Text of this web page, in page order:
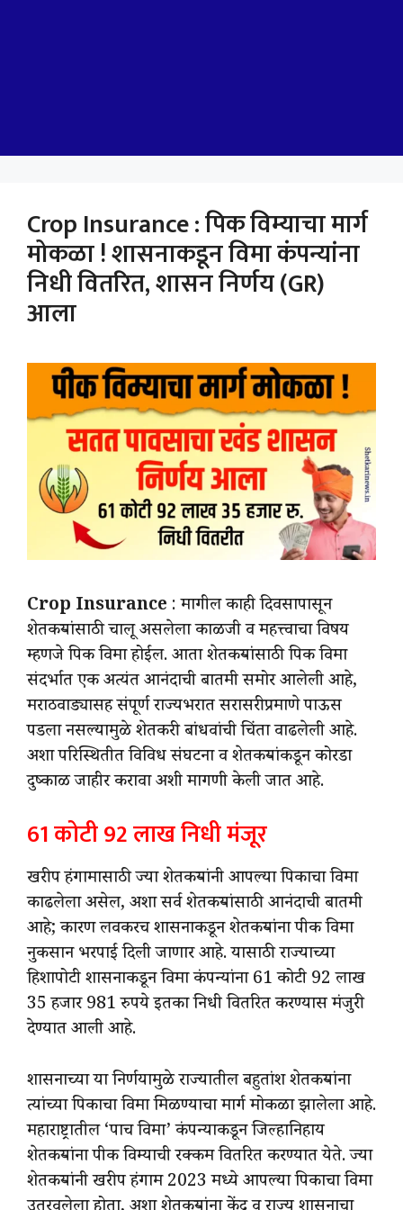
Crop Insurance : पिक विम्याचा मार्ग
मोकळा ! शासनाकडून विमा कंपन्यांना
निधी वितरित, शासन निर्णय (GR)
आला
Crop Insurance : मागील काही दिवसापासून
शेतकऱ्यांसाठी चालू असलेला काळजी व महत्त्वाचा विषय
म्हणजे पिक विमा होईल. आता शेतकऱ्यांसाठी पिक विमा
संदर्भात एक अत्यंत आनंदाची बातमी समोर आलेली आहे,
मराठवाड्यासह संपूर्ण राज्यभरात सरासरीप्रमाणे पाऊस
पडला नसल्यामुळे शेतकरी बांधवांची चिंता वाढलेली आहे.
अशा परिस्थितीत विविध संघटना व शेतकऱ्यांकडून कोरडा
दुष्काळ जाहीर करावा अशी मागणी केली जात आहे.
61 कोटी 92 लाख निधी मंजूर
खरीप हंगामासाठी ज्या शेतकऱ्यांनी आपल्या पिकाचा विमा
काढलेला असेल, अशा सर्व शेतकऱ्यांसाठी आनंदाची बातमी
आहे; कारण लवकरच शासनाकडून शेतकऱ्यांना पीक विमा
नुकसान भरपाई दिली जाणार आहे. यासाठी राज्याच्या
हिशापोटी शासनाकडून विमा कंपन्यांना 61 कोटी 92 लाख
35 हजार 981 रुपये इतका निधी वितरित करण्यास मंजुरी
देण्यात आली आहे.
शासनाच्या या निर्णयामुळे राज्यातील बहुतांश शेतकऱ्यांना
त्यांच्या पिकाचा विमा मिळण्याचा मार्ग मोकळा झालेला आहे.
महाराष्ट्रातील ‘पाच विमा’ कंपन्याकडून जिल्हानिहाय
शेतकऱ्यांना पीक विम्याची रक्कम वितरित करण्यात येते. ज्या
शेतकऱ्यांनी खरीप हंगाम 2023 मध्ये आपल्या पिकाचा विमा